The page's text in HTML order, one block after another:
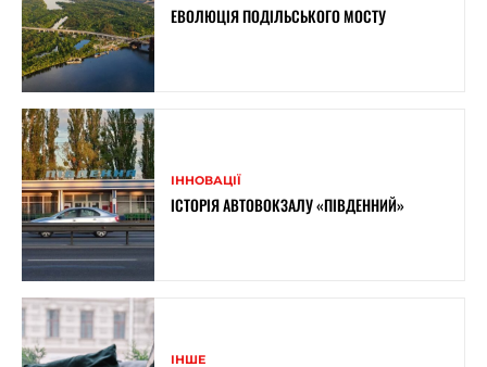
ЕВОЛЮЦІЯ ПОДІЛЬСЬКОГО МОСТУ
ІННОВАЦІЇ
ІСТОРІЯ АВТОВОКЗАЛУ «ПІВДЕННИЙ»
ІНШЕ